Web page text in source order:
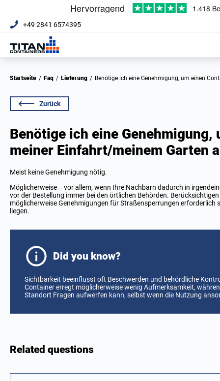
+49 2841 6574395
Startseite / Faq / Lieferung / Benötige ich eine Genehmigung, um einen
Zurück
Benötige ich eine Genehmigung,
meiner Einfahrt/meinem Garten
Meist keine Genehmigung nötig.
Möglicherweise – vor allem, wenn Ihre Nachbarn dadurch in
vor der Bestellung immer bei den örtlichen Behörden.
möglicherweise Genehmigungen für Straßensperrungen
liegen.
Did you know?
Sichtbarkeit beeinflusst oft Beschwerden und behördliche
Container erregt möglicherweise wenig Aufmerksamkeit,
Standort Fragen aufwerfen kann, selbst wenn die Nutzung
Related questions